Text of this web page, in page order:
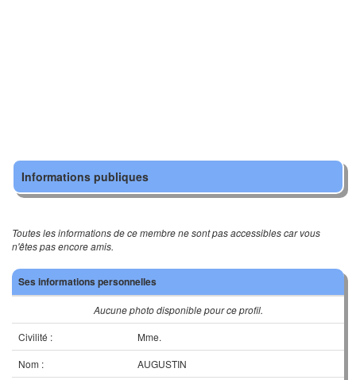
Informations publiques
Toutes les informations de ce membre ne sont pas accessibles car vous
n'êtes pas encore amis.
Ses informations personnelles
Aucune photo disponible pour ce profil.
Civilité :
Mme.
Nom :
AUGUSTIN